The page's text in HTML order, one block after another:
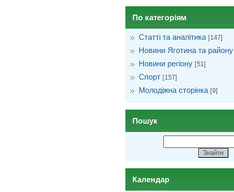
По категоріям
Статті та аналітика [147]
Новини Яготина та району
Новини регіону [51]
Спорт [157]
Молодіжна сторінка [9]
Пошук
Календар